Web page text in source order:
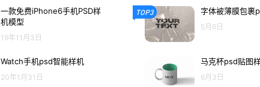
一款免费iPhone6手机PSD样
机模型
19年11月3日
Watch手机psd智能样机
20年1月31日
TOP3 字体被薄膜包裹
5月6日
马克杯psd贴图
6月3日